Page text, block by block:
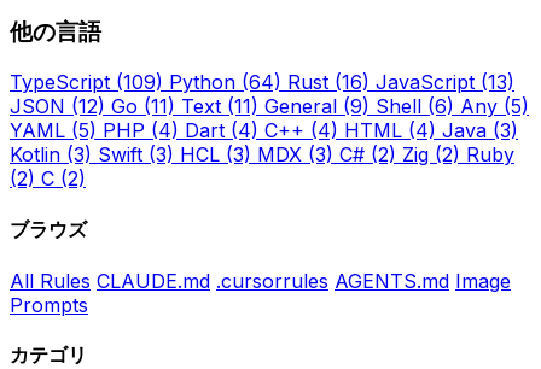
他の言語
TypeScript (109) Python (64) Rust (16) JavaScript (13)
JSON (12) Go (11) Text (11) General (9) Shell (6) Any (5)
YAML (5) PHP (4) Dart (4) C++ (4) HTML (4) Java (3)
Kotlin (3) Swift (3) HCL (3) MDX (3) C# (2) Zig (2) Ruby
(2) C (2)
ブラウズ
All Rules CLAUDE.md .cursorrules AGENTS.md Image
Prompts
カテゴリ